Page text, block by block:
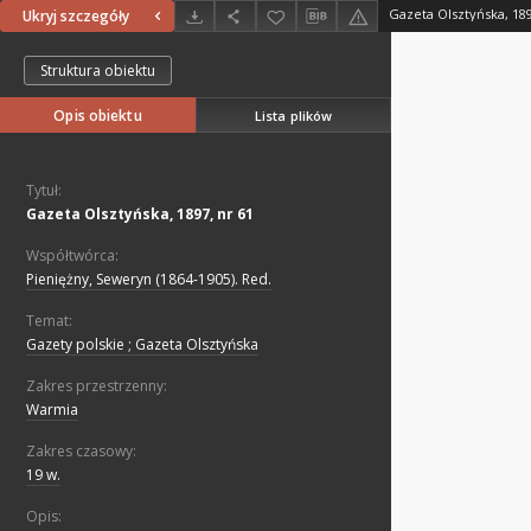
Ukryj szczegóły Gazeta Olsztyńska,
Struktura obiektu
Opis obiektu Lista plików
Tytuł:
Gazeta Olsztyńska, 1897, nr 61
Współtwórca:
Pieniężny, Seweryn (1864-1905). Red.
Temat:
Gazety polskie ; Gazeta Olsztyńska
Zakres przestrzenny:
Warmia
Zakres czasowy:
19 w.
Opis: